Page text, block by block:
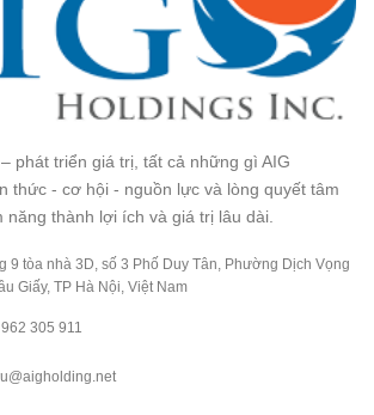
phát triển giá trị, tất cả những gì AIG
thức - cơ hội - nguồn lực và lòng quyết tâm
thành lợi ích và giá trị lâu dài.
9 tòa nhà 3D, số 3 Phố Duy Tân, Phường Dịch Vọng
Giấy, TP Hà Nội, Việt Nam
305 911